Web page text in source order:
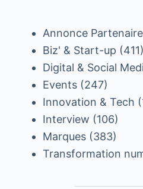
Annonce Partenaire
Biz' & Start-up (411)
Digital & Social
Events(247)
Innovation & Tech
Interview (106)
Marques(383)
Transformation